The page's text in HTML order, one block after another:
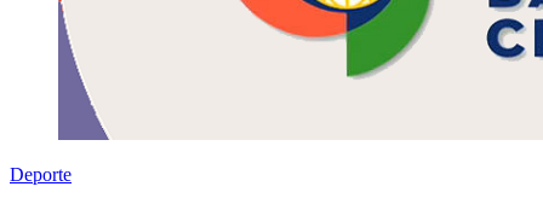
Deporte